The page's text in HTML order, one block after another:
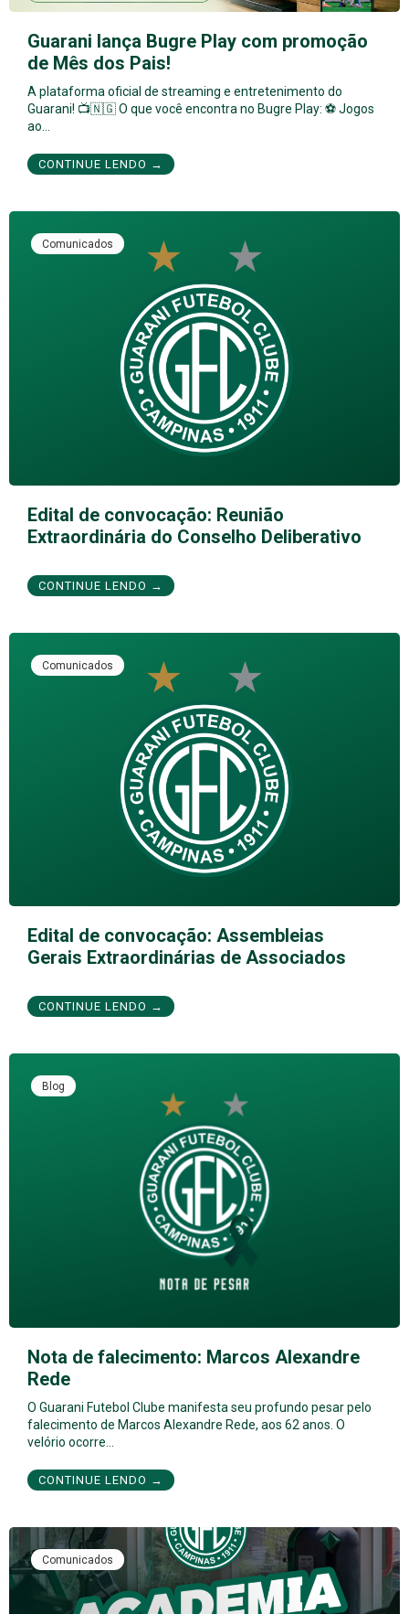
Guarani lança Bugre Play com promoção
de Mês dos Pais!
A plataforma oficial de streaming e entretenimento do
Guarani! 📺🇳🇬 O que você encontra no Bugre Play: ⚽ Jogos
ao…
CONTINUE LENDO →
Comunicados
Edital de convocação: Reunião
Extraordinária do Conselho Deliberativo
CONTINUE LENDO →
Comunicados
Edital de convocação: Assembleias
Gerais Extraordinárias de Associados
CONTINUE LENDO →
Blog
Nota de falecimento: Marcos Alexandre
Rede
O Guarani Futebol Clube manifesta seu profundo pesar pelo
falecimento de Marcos Alexandre Rede, aos 62 anos. O
velório ocorre…
CONTINUE LENDO →
Comunicados